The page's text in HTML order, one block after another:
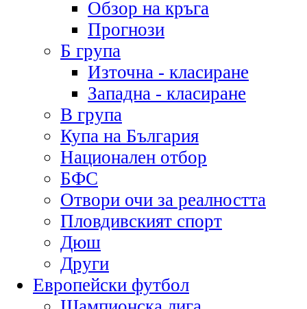
Обзор на кръга
Прогнози
Б група
Източна - класиране
Западна - класиране
В група
Купа на България
Национален отбор
БФС
Отвори очи за реалността
Пловдивският спорт
Дюш
Други
Европейски футбол